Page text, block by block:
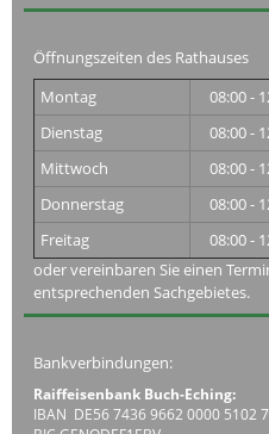
Öffnungszeiten des Rathauses
Montag
08:00 -
Dienstag
08:00 -
Mittwoch
08:00 -
Donnerstag
08:00 -
Freitag
08:00 -
oder vereinbaren Sie einen
entsprechenden Sachgebietes.
Bankverbindungen:
Raiffeisenbank Buch-Eching:
IBAN DE56 7436 9662 0000 5102